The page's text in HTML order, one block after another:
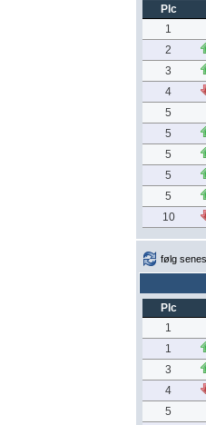
Plc
1
2
3
4
5
5
5
5
5
10
følg
Plc
1
1
3
4
5